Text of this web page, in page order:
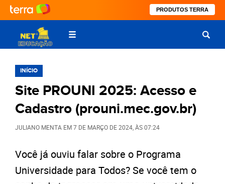
PRODUTOS TERRA
INÍCIO
Site PROUNI 2025: Acesso e
Cadastro (prouni.mec.gov.br)
JULIANO MENTA EM7 DE MARÇO DE 2024 , ÀS07:24
Você já ouviu falar sobre o Programa
Universidade para Todos? Se você tem o